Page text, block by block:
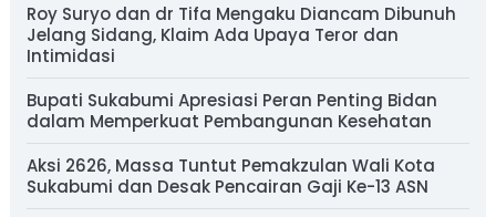
Roy Suryo dan dr Tifa Mengaku Diancam Dibunuh
Jelang Sidang, Klaim Ada Upaya Teror dan
Intimidasi
Bupati Sukabumi Apresiasi Peran Penting Bidan
dalam Memperkuat Pembangunan Kesehatan
Aksi 2626, Massa Tuntut Pemakzulan Wali Kota
Sukabumi dan Desak Pencairan Gaji Ke-13 ASN